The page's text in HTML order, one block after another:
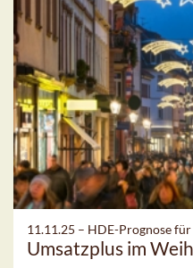
11.11.25 – HDE-Prognose
Umsatzplus im